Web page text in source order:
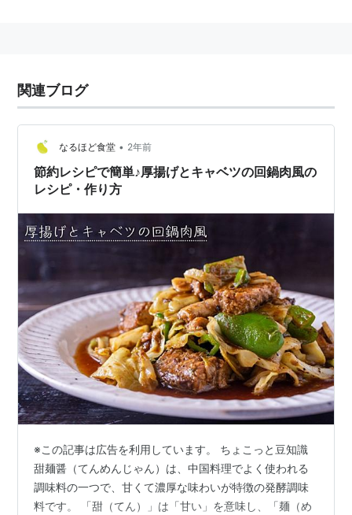
関連ブログ
なるほど食堂 • 2年前
節約レシピで簡単♪厚揚げとキャベツの回鍋肉風の
レシピ・作り方
※この記事は広告を利用しています。 ちょこっと豆知識
甜麺醤（てんめんじゃん）は、中国料理でよく使われる
調味料の一つで、甘くて濃厚な味わいが特徴の発酵調味
料です。 「甜（てん）」は「甘い」を意味し、「麺（め